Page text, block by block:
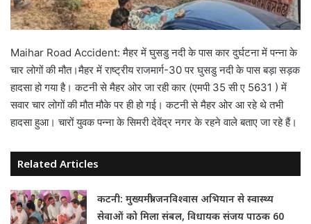
Maihar Road Accident: मैहर में घुसडु नदी के पास कार दुर्घटना में पन्ना के
चार लोगों की मौत।मैहर में राष्‍ट्रीय राजमार्ग-30 पर घुसडु नदी के पास बड़ा सड़क
हादसा हो गया है। कटनी से मैहर ओर जा रही कार (एमपी 35 सी ए 5631 ) में
सवार चार लोगों की मौत मौके पर ही हो गई। कटनी से मैहर ओर आ रहे थे तभी
हादसा हुआ। चारों युवक पन्‍ना के सिमरी देवेंद्र नगर के रहने वाले बताए जा रहे हैं।
Related Articles
कटनी: मुख्यमंत्री जनविश्वास अभियान से स्वास्थ्य
सेवाओं को मिला संबल, विधायक संजय पाठक 60